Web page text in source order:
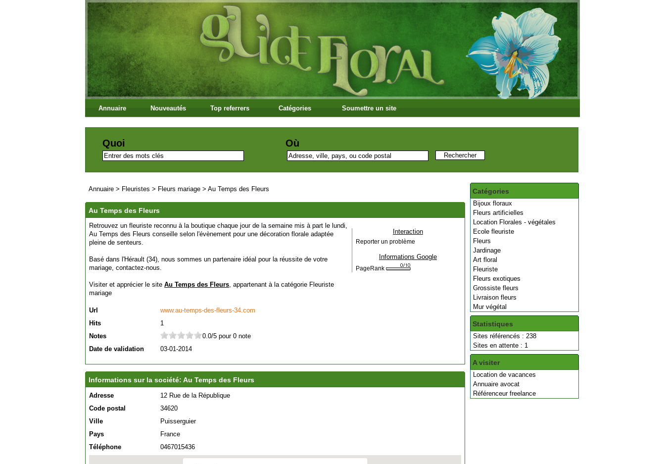
Annuaire Nouveautés Top referrers Catégories Soumettre un site
Quoi Où
Catégories
Bijoux floraux
Fleurs artificielles
Location Florales - végétales
Ecole fleuriste
Fleurs
Jardinage
Art floral
Fleuriste
Fleurs exotiques
Grossiste fleurs
Livraison fleurs
Mur végétal
Statistiques
Sites référencés : 238
Sites en attente : 1
A visiter
Location de vacances
Annuaire avocat
Référenceur freelance
Annuaire > Fleuristes > Fleurs mariage > Au Temps des Fleurs
Au Temps des Fleurs
Retrouvez un fleuriste reconnu à la boutique chaque jour de la semaine mis à part le lundi,
Au Temps des Fleurs conseille selon l'évènement pour une décoration florale adaptée
pleine de senteurs.
Basé dans l'Hérault (34), nous sommes un partenaire idéal pour la réussite de votre
mariage, contactez-nous.
Visiter et apprécier le site Au Temps des Fleurs, appartenant à la catégorie Fleuriste
mariage
Url
www.au-temps-des-fleurs-34.com
Hits
1
Notes
0.0/5 pour 0 note
Date de validation
03-01-2014
Interaction
Reporter un problème
Informations Google
PageRank
Informations sur la société: Au Temps des Fleurs
Adresse
12 Rue de la République
Code postal
34620
Ville
Puisserguier
Pays
France
Téléphone
0467015436